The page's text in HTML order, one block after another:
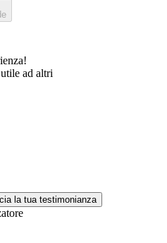
ad altri
la tua testimonianza